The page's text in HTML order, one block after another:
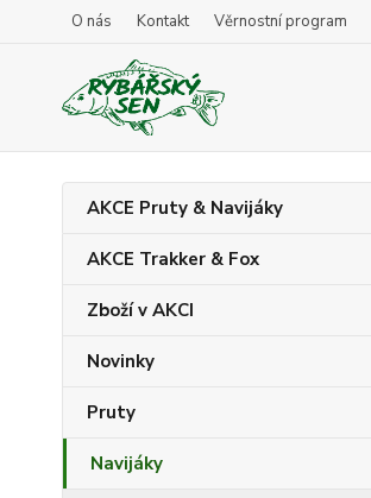
O nás Kontakt Věrnostní program
AKCE Pruty & Navijáky
AKCE Trakker & Fox
Zboží v AKCI
Novinky
Pruty
Navijáky